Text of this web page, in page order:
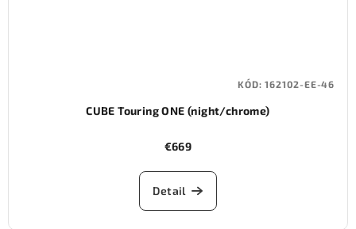
CUBE Touring ONE (night/chrome)
€669
Detail
KÓD:162102-EE-46